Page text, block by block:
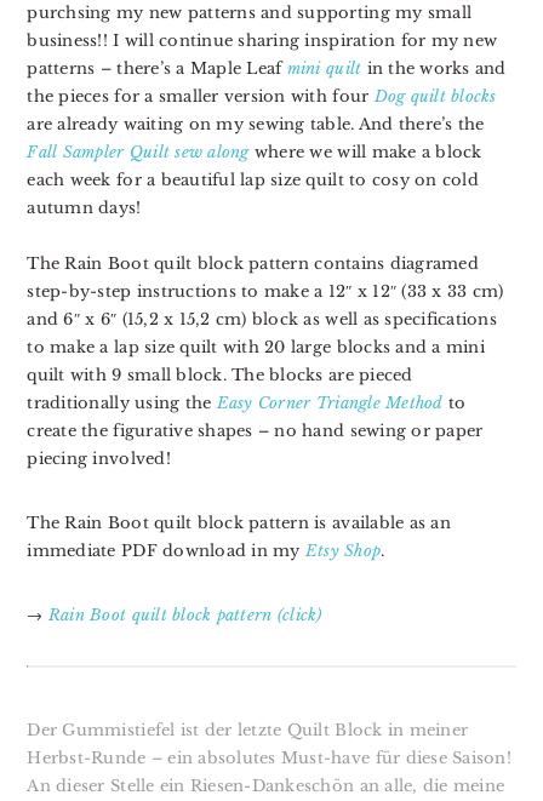
purchsing my new patterns and supporting my small
business!! I will continue sharing inspiration for my new
patterns – there’s a Maple Leafmini quilt in the works and
the pieces for a smaller version with fourDog quilt blocks
are already waiting on my sewing table. And there’s the
Fall Sampler Quilt sew alongwhere we will make a block
each week for a beautiful lap size quilt to cosy on cold
autumn days!
TheRain Bootquilt block pattern contains diagramed
step-by-step instructions to make a 12″ x 12″ (33 x 33 cm)
and 6″ x 6″ (15,2 x 15,2 cm) block as well as specifications
to make a lap size quilt with 20 large blocks and a mini
quilt with 9 small block. The blocks are pieced
traditionally using theEasy Corner Triangle Method to
create the figurative shapes – no hand sewing or paper
piecing involved!
The Rain Boot quilt block pattern is available as an
immediate PDF download in myEtsy Shop.
→ Rain Boot quilt block pattern (click)
Der Gummistiefel ist der letzte Quilt Block in meiner
Herbst-Runde – ein absolutes Must-have für diese Saison!
An dieser Stelle ein Riesen-Dankeschön an alle, die meine